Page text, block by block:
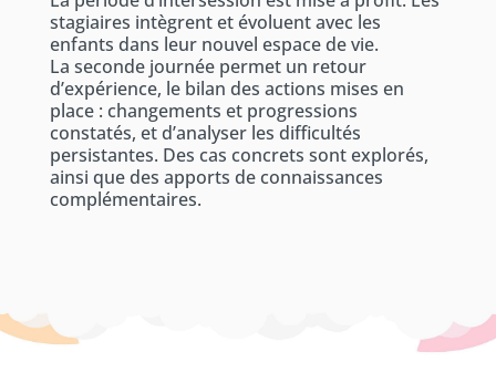
stagiaires intègrent et évoluent avec les
enfants dans leur nouvel espace de vie.
La seconde journée permet un retour
d’expérience, le bilan des actions mises en
place : changements et progressions
constatés, et d’analyser les difficultés
persistantes. Des cas concrets sont explorés,
ainsi que des apports de connaissances
complémentaires.